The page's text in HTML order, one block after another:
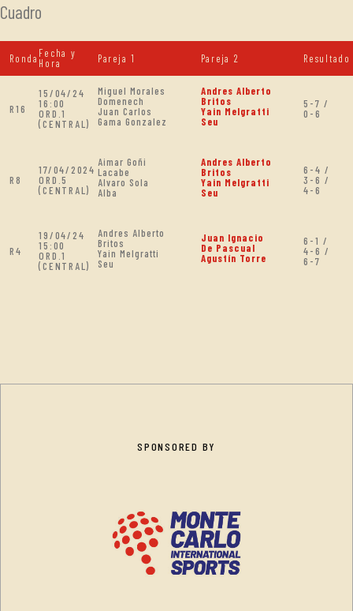
Cuadro
Ronda Fecha y
Hora
Pareja 1 Pareja 2 Resultado
R16
15/04/24
16:00
ORD.1
(CENTRAL)
Miguel Morales
Domenech
Juan Carlos
Gama Gonzalez
Andres Alberto
Britos
Yain Melgratti
Seu
5-7 /
0-6
R8
17/04/2024
ORD.5
(CENTRAL)
Aimar Goñi
Lacabe
Alvaro Sola
Alba
Andres Alberto
Britos
Yain Melgratti
Seu
6-4 /
3-6 /
4-6
R4
19/04/24
15:00
ORD.1
(CENTRAL)
Andres Alberto
Britos
Yain Melgratti
Seu
Juan Ignacio
De Pascual
Agustín Torre
6-1 /
4-6 /
6-7
SPONSORED BY